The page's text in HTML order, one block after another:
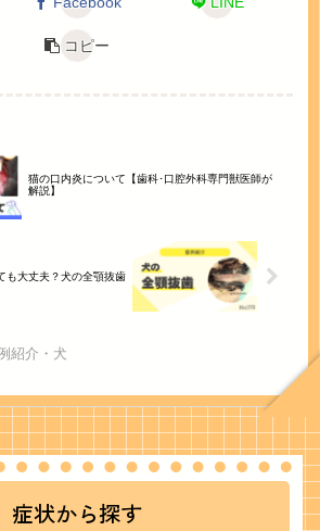
コピー
猫の口内炎について【歯科･口腔外科専門獣医師が
解説】
も大丈夫？犬の全顎抜歯
紹介・犬
症状から探す